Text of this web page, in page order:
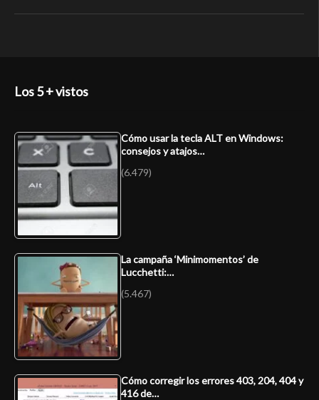
Los 5 + vistos
Cómo usar la tecla ALT en Windows:
consejos y atajos…
(6.479)
La campaña ‘Minimomentos’ de
Lucchetti:…
(5.467)
Cómo corregir los errores 403, 204, 404 y
416 de…